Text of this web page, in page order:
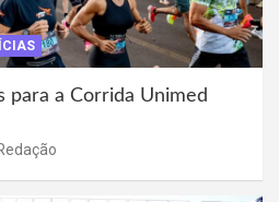
para a Corrida Unimed